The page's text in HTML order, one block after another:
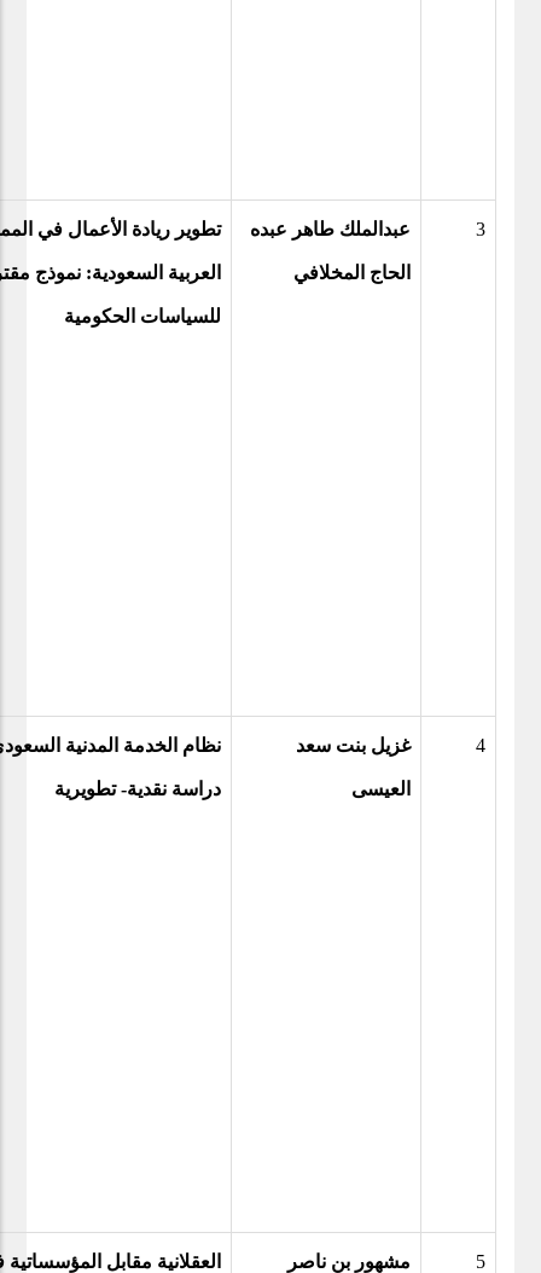
3 عبدالملك طاهر عبده
الحاج المخلافي
تطوير ريادة الأعمال في
العربية السعودية: نموذج
للسياسات الحكومية
4 غزيل بنت سعد
العيسى
نظام الخدمة المدنية
دراسة نقدية- تطويرية
5 مشهور بن ناصر العقلانية مقابل